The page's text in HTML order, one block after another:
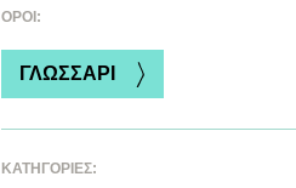
ΌΡΟΙ:
ΓΛΩΣΣΑΡΙ
ΚΑΤΗΓΟΡΙΕΣ: